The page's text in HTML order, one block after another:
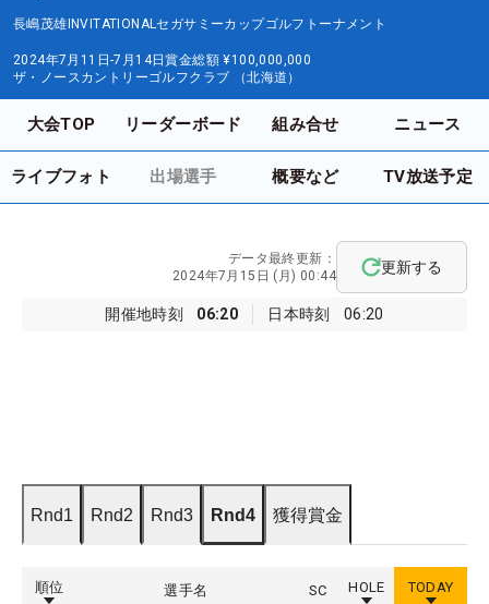
長嶋茂雄INVITATIONALセガサミーカップゴルフトーナメント
2024年7月11日-7月14日賞金総額 ¥100,000,000
ザ・ノースカントリーゴルフクラブ （北海道）
大会TOP リーダーボード 組み合せ ニュース
ライブフォト 出場選手 概要など TV放送予定
開催地時刻 06:20 日本時刻 06:20
データ最終更新：
2024年7月15日 (月) 00:44
更新する
Rnd1 Rnd2 Rnd3 Rnd4 獲得賞金
順位 選手名 SC HOLE TODAY